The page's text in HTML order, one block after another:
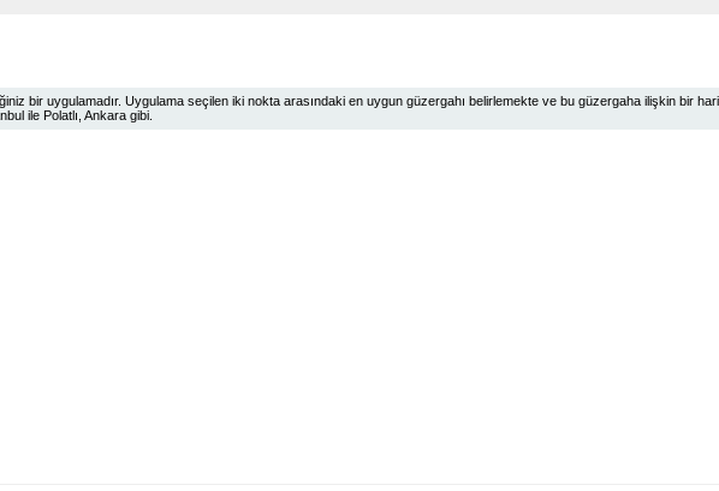
bir uygulamadır. Uygulama seçilen iki nokta arasındaki en uygun güzergahı belirlemekte ve bu güzergaha ilişkin bir
ile Polatlı, Ankara gibi.